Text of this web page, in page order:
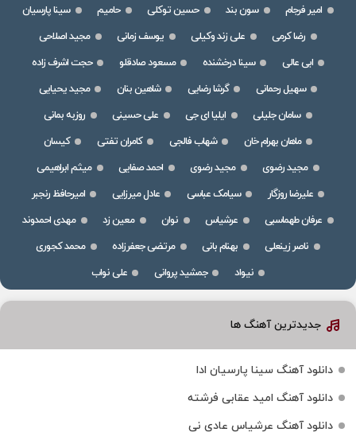
امیر فرجام
سون بند حسین توکلی حامیم
سینا پارسیان
رضا کرمی
علی زند وکیلی یوسف زمانی
مجید اصلاحی
ابی عالی
سینا درخشنده مسعود صادقلو
حجت اشرف زاده
سهیل رحمانی
گرشا رضایی شاهین بنان
مجید یحیایی
سامان جلیلی
ایلیا ای جی علی حسینی
روزبه بمانی
ماهان بهرام خان
شهاب فالجی کامران تفتی
کیسان
مجید رضوی
مجید رضوی احمد صفایی
میثم ابراهیمی
علیرضا روزگار
سیامک عباسی عادل میرزایی
امیرحافظ رنجبر
عرفان طهماسبی
عرشیاس نوان معین زد
مهدی احمدوند
ناصر زینعلی
بهنام بانی مرتضی جعفرزاده
محمد کجوری
نیواد
جمشید پروانی علی نواب
جدیدترین آهنگ ها
دانلود آهنگ سینا پارسیان ادا
دانلود آهنگ امید عقابی فرشته
دانلود آهنگ عرشیاس عادی نی